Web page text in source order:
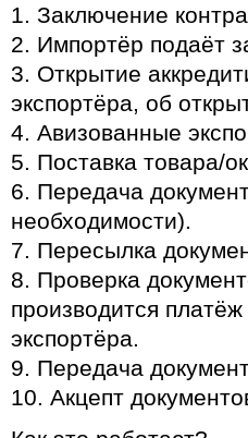
1. Заключение
2. Импортёр подаёт
3. Открытие
экспортёра, об
4. Авизованные
5. Поставка товара/
6. Передача
необходимости).
7. Пересылка
8. Проверка
производится
экспортёра.
9. Передача
10. Акцепт